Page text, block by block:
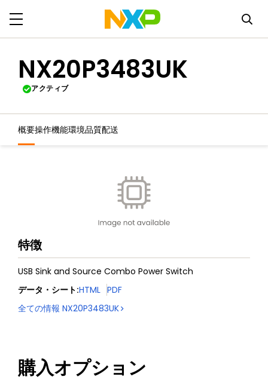
NX20P3483UK
アクティブ
概要操作機能環境品質配送
特徴
USB Sink and Source Combo Power Switch
データ・シート:HTML PDF
全ての情報 NX20P3483UK
購入オプション